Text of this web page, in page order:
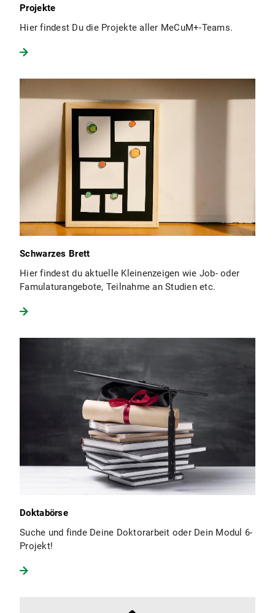
Projekte
Hier findest Du die Projekte aller MeCuM+-Teams.
Schwarzes Brett
Hier findest du aktuelle Kleinenzeigen wie Job- oder
Famulaturangebote, Teilnahme an Studien etc.
Doktabörse
Suche und finde Deine Doktorarbeit oder Dein Modul 6-
Projekt!